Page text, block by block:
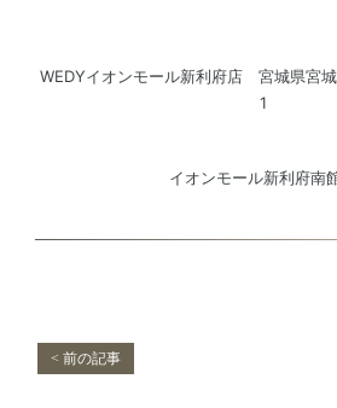
WEDYイオンモール新利府店 宮城県宮
1
イオンモール新利府南
< 前の記事